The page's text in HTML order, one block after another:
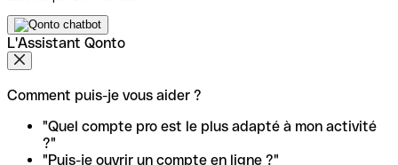
L'Assistant Qonto
Comment puis-je vous aider ?
"Quel compte pro est le plus adapté à mon activité
?"
"Puis-je ouvrir un compte en ligne ?"